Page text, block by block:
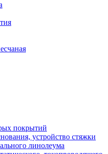
покрытий
устройство стяжки
линолеума